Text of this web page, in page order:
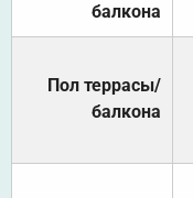
балкона
Пол террасы/
балкона